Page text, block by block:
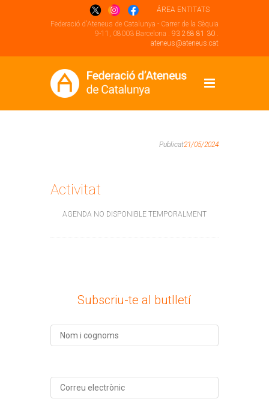
ÁREA ENTITATS
Federació d'Ateneus de Catalunya - Carrer de la Sèquia
9-11, 08003 Barcelona . 93 268 81 30 .
ateneus@ateneus.cat
Publicat21/05/2024
Activitat
AGENDA NO DISPONIBLE TEMPORALMENT
Subscriu-te al butlletí